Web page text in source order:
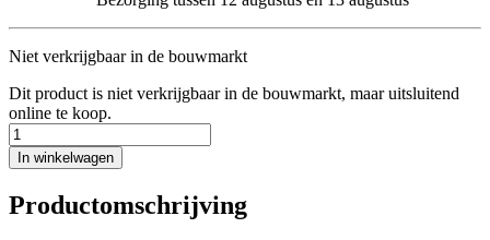
Niet verkrijgbaar in de bouwmarkt
Dit product is niet verkrijgbaar in de bouwmarkt, maar uitsluitend
online te koop.
In winkelwagen
Productomschrijving